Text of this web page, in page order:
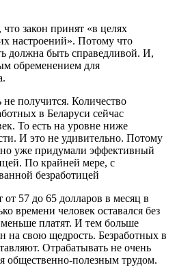
закон принят «в целях
настроений». Потому что
должна быть справедливой. И,
обременением для
получится. Количество
в Беларуси сейчас
То есть на уровне ниже
И это не удивительно. Потому
уже придумали эффективный
По крайней мере, с
безработицей
от 57 до 65 долларов в месяц в
времени человек оставался без
платят. И тем больше
на свою щедрость. Безработных в
Отрабатывать не очень
общественно-полезным трудом.